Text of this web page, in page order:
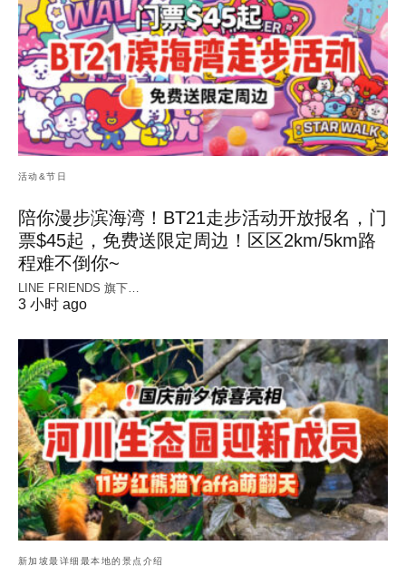
活动&节日
陪你漫步滨海湾！BT21走步活动开放报名，门
票$45起，免费送限定周边！区区2km/5km路
程难不倒你~
LINE FRIENDS 旗下…
3 小时 ago
新加坡最详细最本地的景点介绍